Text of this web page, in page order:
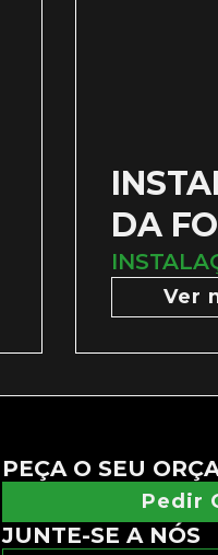
DA
Ver
PEÇA O SEU
Pedir
JUNTE-SE A NÓS